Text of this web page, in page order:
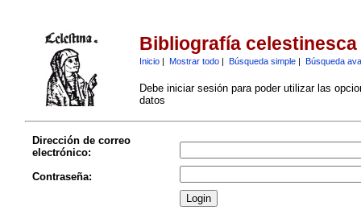
Bibliografía celestinesca
Inicio| Mostrar todo| Búsqueda simple| Búsqueda
Debe iniciar sesión para poder utilizar las
datos
Dirección de correo
electrónico:
Contraseña: